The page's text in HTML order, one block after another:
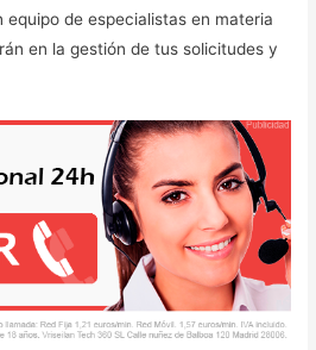
equipo de especialistas en materia
en la gestión de tus solicitudes y